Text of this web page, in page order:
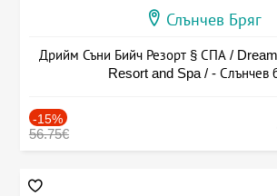
Слънчев Бряг
Дрийм Съни Бийч Резорт § СПА /
Resort and Spa / - Слънчев
-15%
56.75€